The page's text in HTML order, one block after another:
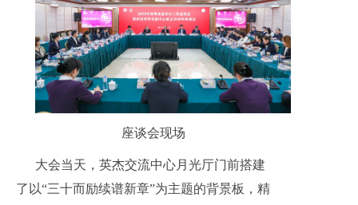
座谈会现场
大会当天，英杰交流中心月光厅门前搭建
了以“三十而励续谱新章”为主题的背景板，精